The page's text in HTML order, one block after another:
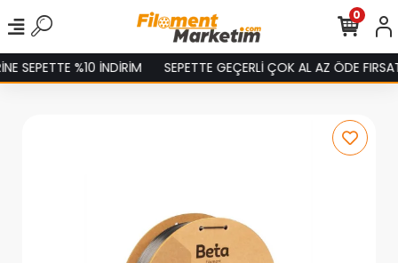
%10 İNDİRİM SEPETTE GEÇERLİ ÇOK AL AZ ÖDE
0